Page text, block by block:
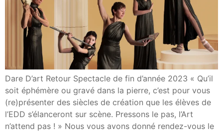
Dare D’art Retour Spectacle de fin d’année 2023 « Qu’il
soit éphémère ou gravé dans la pierre, c’est pour vous
(re)présenter des siècles de création que les élèves de
l’EDD s’élanceront sur scène. Pressons le pas, l’Art
n’attend pas ! » Nous vous avons donné rendez-vous le